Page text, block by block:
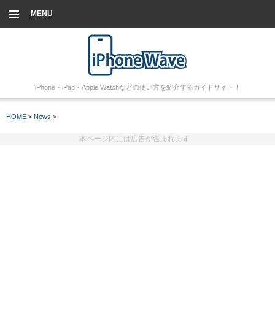
MENU
iPhone・iPad・Apple Watchなどの使い方を紹介するガイドサイト！
HOME > News >
本ページ内には広告が含まれます